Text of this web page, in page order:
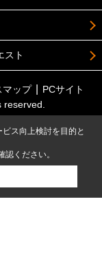
スト
マップ
PCサイト
ス向上検討を目的と
認ください。